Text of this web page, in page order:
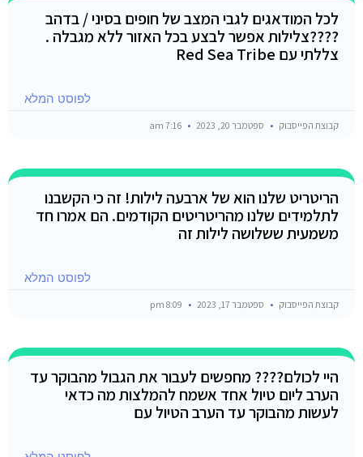
לכל המודאגים לגבי המצב של חופים בסיני / בדהב
????️צלילות אפשר לבצע בכל האזור ללא מגבלה .
צללתי עם Red Sea Tribe
לפוסט המלא
קבוצת הפייסבוק ספטמבר 20, 2023
הריטריט שלנו הוא של ארבעה לילות! זה כי הקשבנו
לתלמידים שלנו מהריטריטים הקודמים. הם אמרו חד
משמעית ששלושה לילות זה
לפוסט המלא
קבוצת הפייסבוק ספטמבר 17, 2023
היי לכולם???? מחפשים לעבור את הגבול מהבוקר עד
הערב ליום טיול אחד אשמח להמלצות מה כדאי
לעשות מהבוקר עד הערב הטיול עם